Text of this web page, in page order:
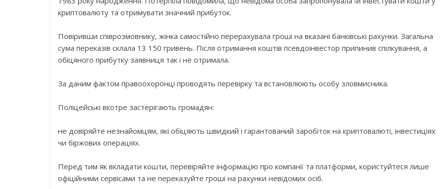
криптовалюту та отримувати значний прибуток.
Повіривши співрозмовнику, жінка самостійно перерахувала гроші на вказані банківські рахунки. Загальна
сума переказів склала 13 150 гривень. Після отримання коштів псевдоінвестор припинив спілкування, а
обіцяного прибутку заявниця так і не отримала.
За даним фактом правоохоронці проводять перевірку та встановлюють особу зловмисника.
Поліцейські вкотре застерігають громадян:
не довіряйте незнайомцям, які обіцяють швидкий і гарантований заробіток на криптовалюті, інвестиціях
чи біржових операціях.
Перед тим як вкладати кошти, перевіряйте інформацію про компанії та платформи, користуйтеся лише
офіційними сервісами та не переказуйте гроші на рахунки невідомих осіб.